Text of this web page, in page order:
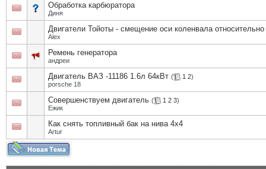
Обработка карбюратора
Диня
Двигатели Тойоты - смещение оси коленвала
Alex
Ремень генератора
андреи
Двигатель ВАЗ -11186 1.6л 64кВт ( 1 2)
porsche 18
Совершенствуем двигатель ( 1 2 3)
Eжик
Как снять топливный бак на нива 4х4
Artur